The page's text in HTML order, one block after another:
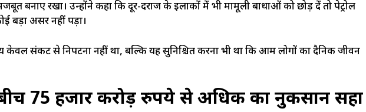
बनाए रखा। उन्होंने कहा कि दूर-दराज के इलाकों में भी मामूली बाधाओं को छोड़ दें तो पेट्रोल
बड़ा असर नहीं पड़ा।
केवल संकट से निपटना नहीं था, बल्कि यह सुनिश्चित करना भी था कि आम लोगों का दैनिक जीवन
75 हजार करोड़ रुपये से अधिक का नुकसान सहा